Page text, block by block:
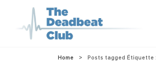
Home > Posts tagged Étiquette :